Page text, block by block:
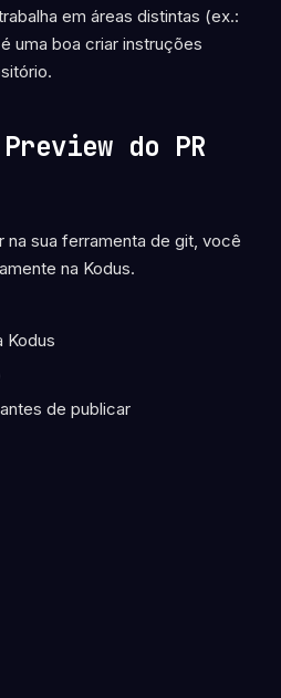
em áreas distintas (ex.:
uma boa criar instruções
do PR
na sua ferramenta de git, você
na Kodus.
Kodus
de publicar